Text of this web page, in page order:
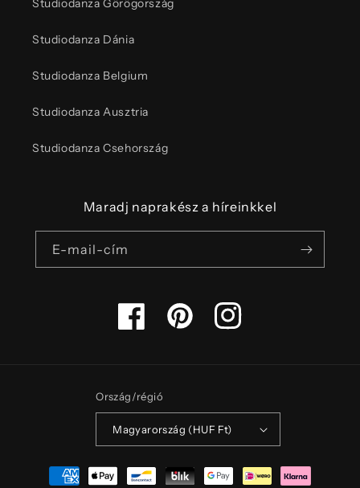
Studiodanza Görögország
Studiodanza Dánia
Studiodanza Belgium
Studiodanza Ausztria
Studiodanza Csehország
Maradj naprakész a híreinkkel
E-mail-cím
FacebookPinterestInstagram
Ország/régió
Magyarország (HUF Ft)
Fizetési